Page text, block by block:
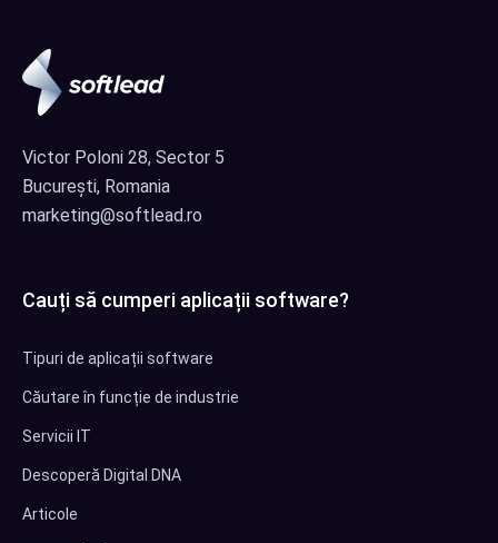
Victor Poloni 28, Sector 5
București, Romania
marketing@softlead.ro
Cauți să cumperi aplicații software?
Tipuri de aplicații software
Căutare în funcție de industrie
Servicii IT
Descoperă Digital DNA
Articole